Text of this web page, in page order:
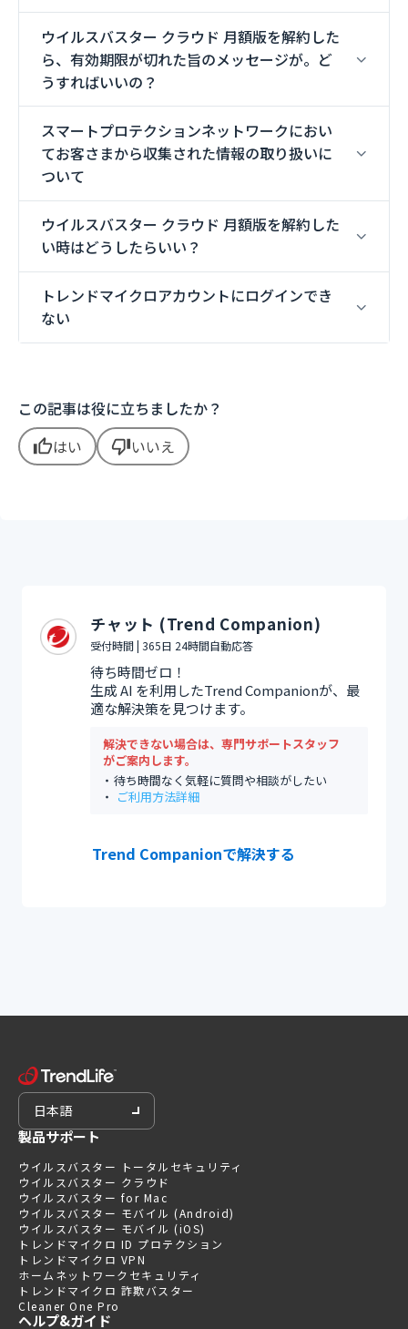
ウイルスバスター クラウド 月額版を解約した
ら、有効期限が切れた旨のメッセージが。ど
うすればいいの？
スマートプロテクションネットワークにおい
てお客さまから収集された情報の取り扱いに
ついて
ウイルスバスター クラウド 月額版を解約した
い時はどうしたらいい？
トレンドマイクロアカウントにログインでき
ない
この記事は役に立ちましたか？
thumb_upはい thumb_downいいえ
チャット (Trend Companion)
受付時間 | 365日 24時間自動応答
待ち時間ゼロ！
生成 AI を利用したTrend Companionが、最
適な解決策を見つけます。
解決できない場合は、専門サポートスタッフ
がご案内します。
待ち時間なく気軽に質問や相談がしたい
ご利用方法詳細
Trend Companionで解決する
日本語
製品サポート
ウイルスバスター トータルセキュリティ
ウイルスバスター クラウド
ウイルスバスター for Mac
ウイルスバスター モバイル (Android)
ウイルスバスター モバイル (iOS)
トレンドマイクロ ID プロテクション
トレンドマイクロ VPN
ホームネットワークセキュリティ
トレンドマイクロ 詐欺バスター
Cleaner One Pro
ヘルプ&ガイド